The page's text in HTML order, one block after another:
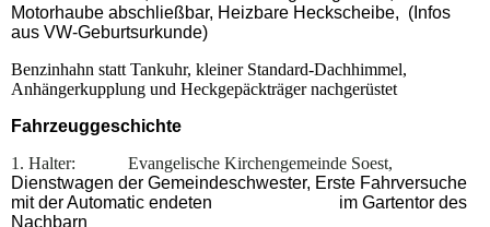
Motorhaube abschließbar, Heizbare Heckscheibe, (Infos
aus VW-Geburtsurkunde)
Benzinhahn statt Tankuhr, kleiner Standard-Dachhimmel,
Anhängerkupplung und Heckgepäckträger nachgerüstet
Fahrzeuggeschichte
1. Halter: Evangelische Kirchengemeinde Soest,
Dienstwagen der Gemeindeschwester, Erste Fahrversuche
mit der Automatic endeten im Gartentor des
Nachbarn